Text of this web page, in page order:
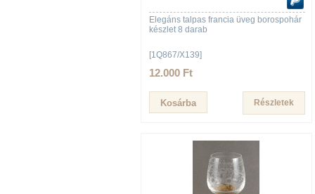
Elegáns talpas francia üveg borospohár
készlet 8 darab
[1Q867/X139]
12.000 Ft
Részletek